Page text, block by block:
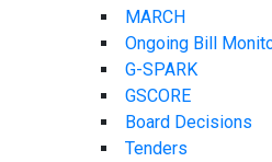
MARCH
G-SPARK
GSCORE
Board Decisions
Tenders